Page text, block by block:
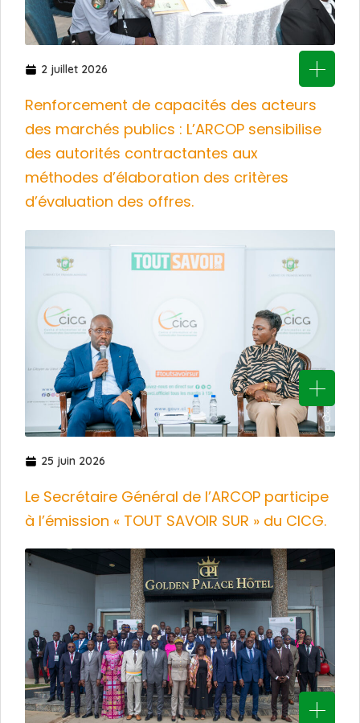
2 juillet 2026
Renforcement de capacités des acteurs
des marchés publics : L’ARCOP sensibilise
des autorités contractantes aux
méthodes d’élaboration des critères
d’évaluation des offres.
25 juin 2026
Le Secrétaire Général de l’ARCOP participe
à l’émission « TOUT SAVOIR SUR » du CICG.